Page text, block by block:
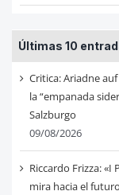
Últimas 10
Critica: Ariadne
la “empanada
Salzburgo
09/08/2026
Riccardo Frizza:
mira hacia el